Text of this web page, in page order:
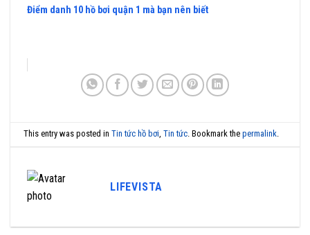
Điểm danh 10 hồ bơi quận 1 mà bạn nên biết
This entry was posted inTin tức hồ bơi,Tin tức. Bookmark thepermalink.
LIFEVISTA